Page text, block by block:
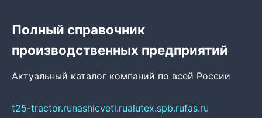
Полный справочник
производственных предприятий
Актуальный каталог компаний по всей России
t25-tractor.runashicveti.rualutex.spb.rufas.ru